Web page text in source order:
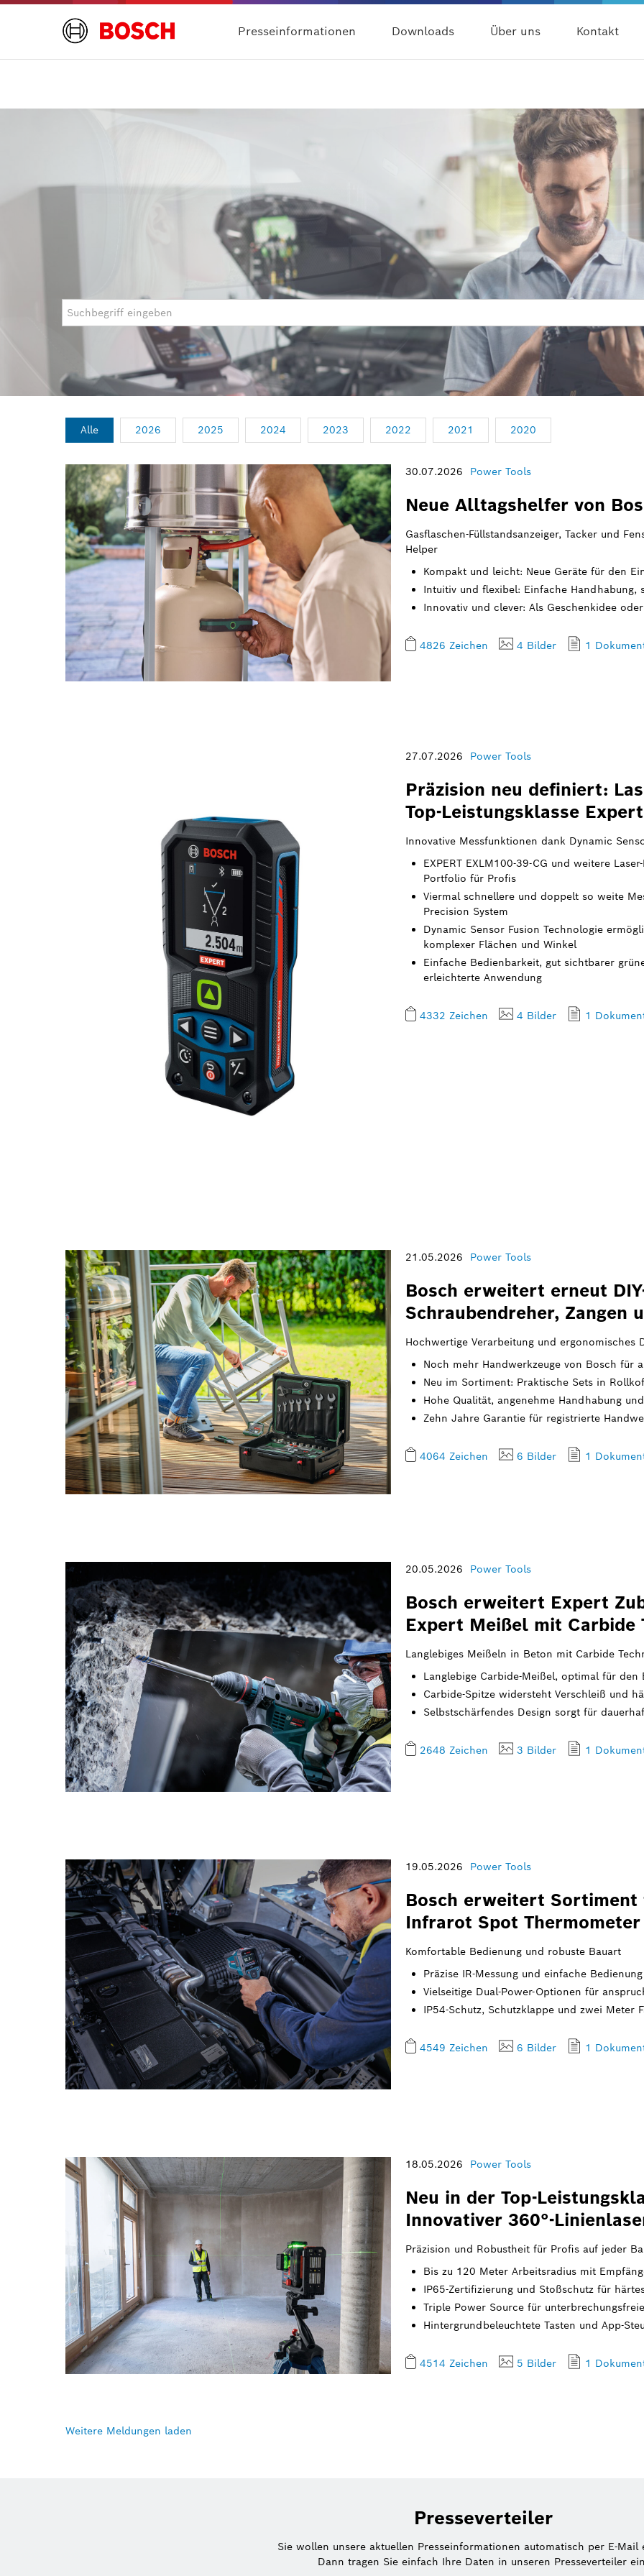
Presseinformationen Downloads Über uns Kontakt
Alle 2026 2025 2024 2023 2022 2021 2020
30.07.2026 Power Tools
Neue Alltagshelfer von
Gasflaschen-Füllstandsanzeiger, Tacker und
Helper
Kompakt und leicht: Neue Geräte für den
Intuitiv und flexibel: Einfache Handhabung,
Innovativ und clever: Als Geschenkidee
4826 Zeichen 4 Bilder 1
27.07.2026 Power Tools
Präzision neu definiert:
Top-Leistungsklasse
Innovative Messfunktionen dank Dynamic
EXPERT EXLM100-39-CG und weitere
Portfolio für Profis
Viermal schnellere und doppelt so weite
Precision System
Dynamic Sensor Fusion Technologie
komplexer Flächen und Winkel
Einfache Bedienbarkeit, gut sichtbarer
erleichterte Anwendung
4332 Zeichen 4 Bilder 1
21.05.2026 Power Tools
Bosch erweitert erneut
Schraubendreher, Zangen
Hochwertige Verarbeitung und ergonomisches
Noch mehr Handwerkzeuge von Bosch für
Neu im Sortiment: Praktische Sets in
Hohe Qualität, angenehme Handhabung
Zehn Jahre Garantie für registrierte
4064 Zeichen 6 Bilder 1
20.05.2026 Power Tools
Bosch erweitert Expert
Expert Meißel mit Carbide
Langlebiges Meißeln in Beton mit Carbide
Langlebige Carbide-Meißel, optimal für den
Carbide-Spitze widersteht Verschleiß und
Selbstschärfendes Design sorgt für
2648 Zeichen 3 Bilder 1
19.05.2026 Power Tools
Bosch erweitert Sortiment
Infrarot Spot
Komfortable Bedienung und robuste Bauart
Präzise IR-Messung und einfache
Vielseitige Dual-Power-Optionen für
IP54-Schutz, Schutzklappe und zwei Meter
4549 Zeichen 6 Bilder 1
18.05.2026 Power Tools
Neu in der Top-
Innovativer 360°-
Präzision und Robustheit für Profis auf jeder
Bis zu 120 Meter Arbeitsradius mit
IP65-Zertifizierung und Stoßschutz für
Triple Power Source für
Hintergrundbeleuchtete Tasten und App-
4514 Zeichen 5 Bilder 1
Weitere Meldungen laden
Presseverteiler
Sie wollen unsere aktuellen Presseinformationen automatisch per E-Mail
Dann tragen Sie einfach Ihre Daten in unseren Presseverteiler